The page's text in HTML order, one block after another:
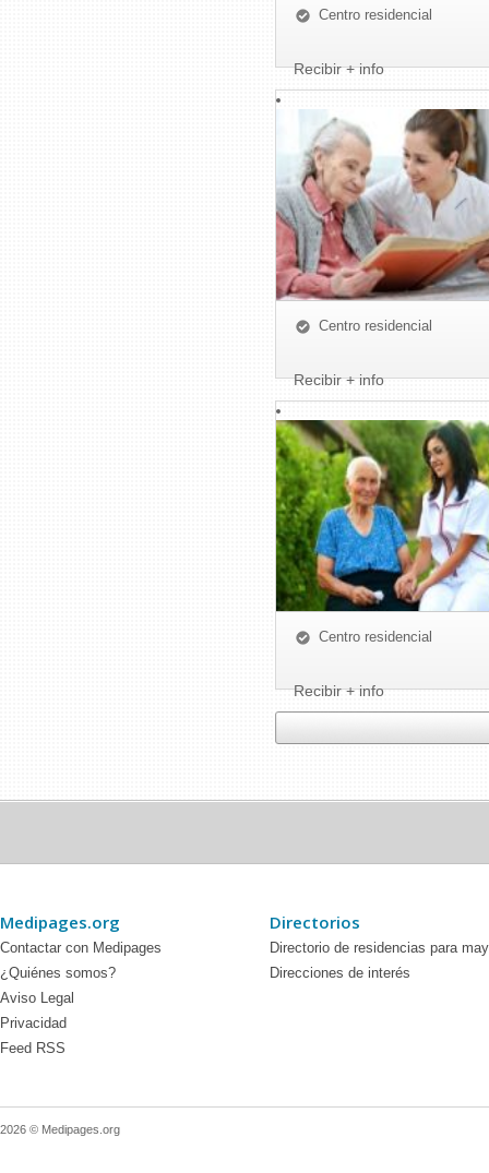
Centro residencial
Recibir + info
Centro residencial
Recibir + info
Centro residencial
Recibir + info
Medipages.org
Contactar con Medipages
¿Quiénes somos?
Aviso Legal
Privacidad
Feed RSS
Directorios
Directorio de residencias para
Direcciones de interés
2026 © Medipages.org